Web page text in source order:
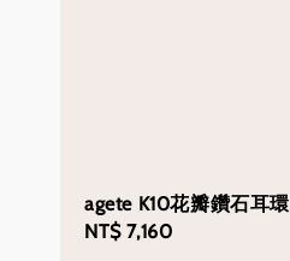
agete K10花瓣鑽石耳環
Regular
NT$ 7,160